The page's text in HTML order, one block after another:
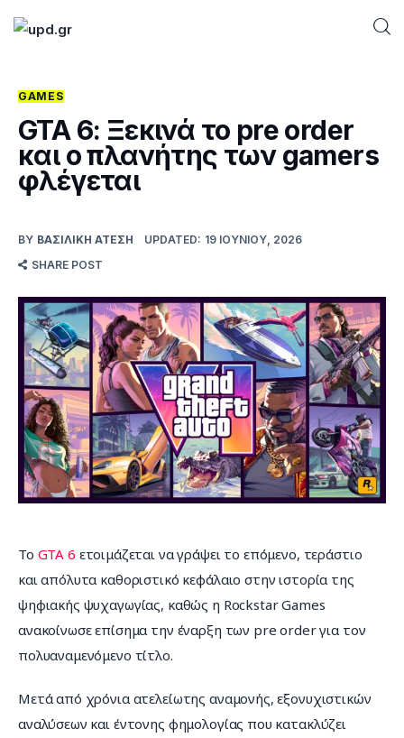
Home
News
Futuring
AI news
How To
Blog
Επικοινωνία
GAMES
GTA 6: Ξεκινά το pre order
και ο πλανήτης των gamers
φλέγεται
BY ΒΑΣΙΛΙΚΉ ΑΤΈΣΗ UPDATED: 19 ΙΟΥΝΊΟΥ, 2026
SHARE POST
Το GTA 6 ετοιμάζεται να γράψει το επόμενο, τεράστιο
και απόλυτα καθοριστικό κεφάλαιο στην ιστορία της
ψηφιακής ψυχαγωγίας, καθώς η Rockstar Games
ανακοίνωσε επίσημα την έναρξη των pre order για τον
πολυαναμενόμενο τίτλο.
Μετά από χρόνια ατελείωτης αναμονής, εξονυχιστικών
αναλύσεων και έντονης φημολογίας που κατακλύζει